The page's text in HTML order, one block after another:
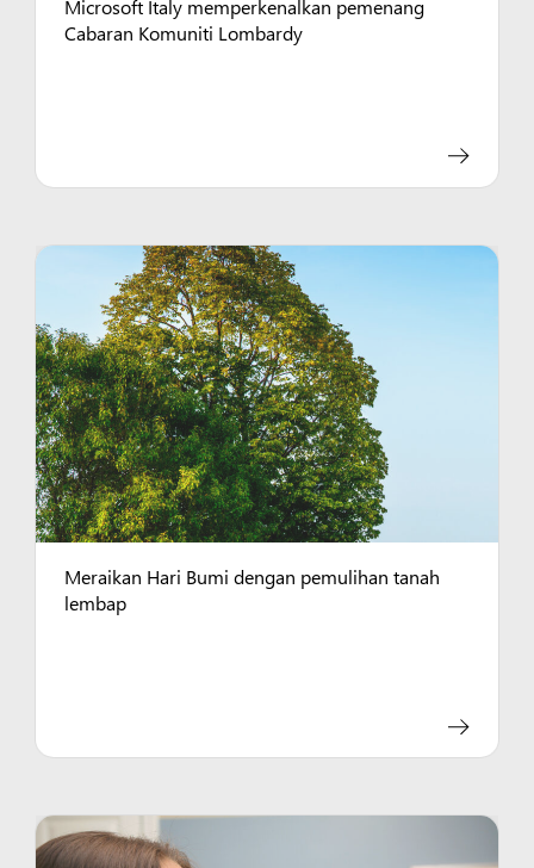
Microsoft Italy memperkenalkan pemenang
Cabaran Komuniti Lombardy
Meraikan Hari Bumi dengan pemulihan tanah
lembap